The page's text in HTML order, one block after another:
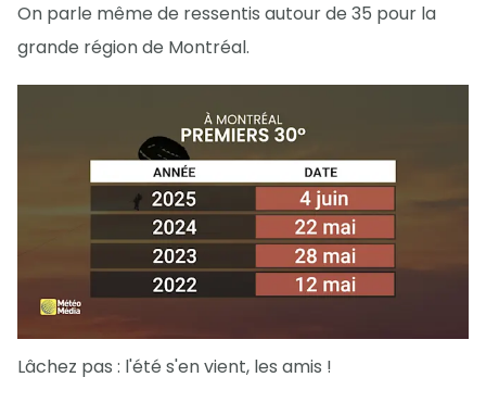
On parle même de ressentis autour de 35 pour la
grande région de Montréal.
Lâchez pas : l'été s'en vient, les amis !